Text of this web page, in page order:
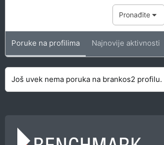
Pronađite
Poruke na profilima Najnovije aktivnosti
Još uvek nema poruka na brankos2 profilu.